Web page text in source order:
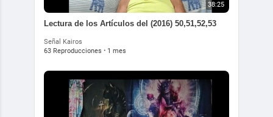
38:25
Lectura de los Artículos del (2016) 50,51,52,53
Señal Kairos
63 Reproducciones · 1 mes